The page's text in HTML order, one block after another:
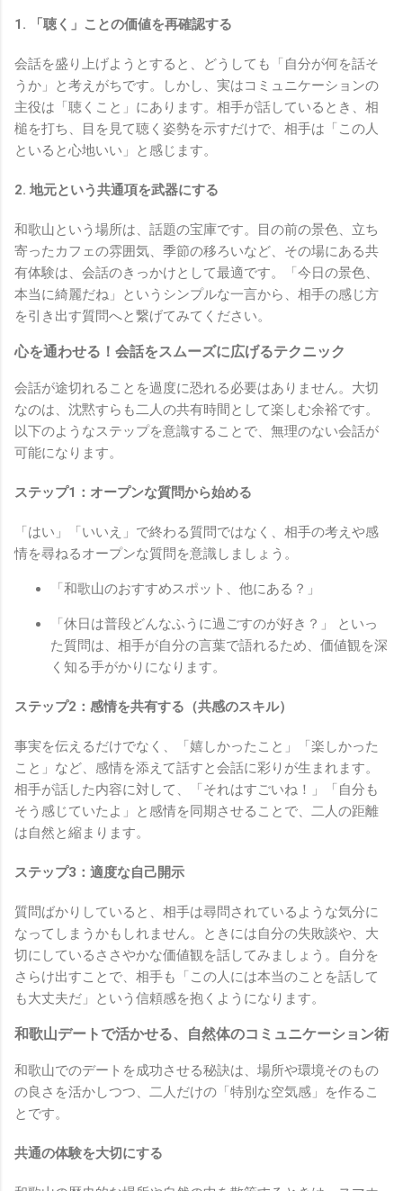
1. 「聴く」ことの価値を再確認する
会話を盛り上げようとすると、どうしても「自分が何を話そ
うか」と考えがちです。しかし、実はコミュニケーションの
主役は「聴くこと」にあります。相手が話しているとき、相
槌を打ち、目を見て聴く姿勢を示すだけで、相手は「この人
といると心地いい」と感じます。
2. 地元という共通項を武器にする
和歌山という場所は、話題の宝庫です。目の前の景色、立ち
寄ったカフェの雰囲気、季節の移ろいなど、その場にある共
有体験は、会話のきっかけとして最適です。「今日の景色、
本当に綺麗だね」というシンプルな一言から、相手の感じ方
を引き出す質問へと繋げてみてください。
心を通わせる！会話をスムーズに広げるテクニック
会話が途切れることを過度に恐れる必要はありません。大切
なのは、沈黙すらも二人の共有時間として楽しむ余裕です。
以下のようなステップを意識することで、無理のない会話が
可能になります。
ステップ1：オープンな質問から始める
「はい」「いいえ」で終わる質問ではなく、相手の考えや感
情を尋ねるオープンな質問を意識しましょう。
「和歌山のおすすめスポット、他にある？」
「休日は普段どんなふうに過ごすのが好き？」 といっ
た質問は、相手が自分の言葉で語れるため、価値観を深
く知る手がかりになります。
ステップ2：感情を共有する（共感のスキル）
事実を伝えるだけでなく、「嬉しかったこと」「楽しかった
こと」など、感情を添えて話すと会話に彩りが生まれます。
相手が話した内容に対して、「それはすごいね！」「自分も
そう感じていたよ」と感情を同期させることで、二人の距離
は自然と縮まります。
ステップ3：適度な自己開示
質問ばかりしていると、相手は尋問されているような気分に
なってしまうかもしれません。ときには自分の失敗談や、大
切にしているささやかな価値観を話してみましょう。自分を
さらけ出すことで、相手も「この人には本当のことを話して
も大丈夫だ」という信頼感を抱くようになります。
和歌山デートで活かせる、自然体のコミュニケーション術
和歌山でのデートを成功させる秘訣は、場所や環境そのもの
の良さを活かしつつ、二人だけの「特別な空気感」を作るこ
とです。
共通の体験を大切にする